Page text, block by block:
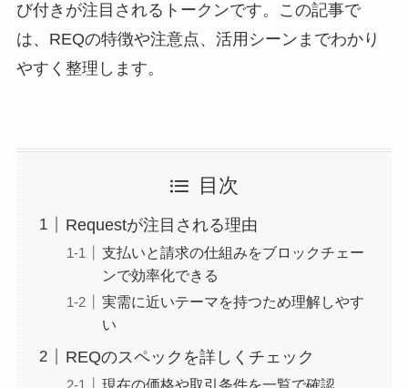
び付きが注目されるトークンです。この記事で
は、REQの特徴や注意点、活用シーンまでわかり
やすく整理します。
目次
Requestが注目される理由
支払いと請求の仕組みをブロックチェー
ンで効率化できる
実需に近いテーマを持つため理解しやす
い
REQのスペックを詳しくチェック
現在の価格や取引条件を一覧で確認